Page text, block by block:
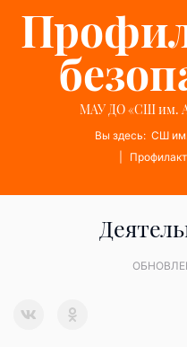
МАУ ДО «СШ им.
Вы здесь: СШ